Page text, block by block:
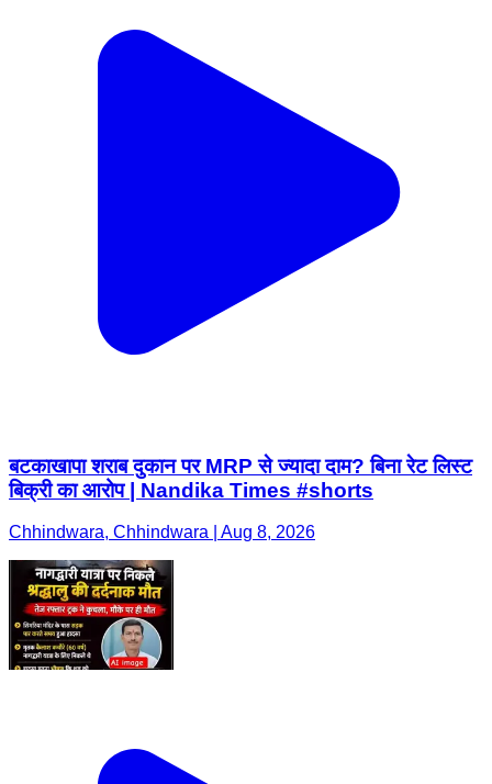
बटकाखापा शराब दुकान पर MRP से ज्यादा दाम? बिना रेट लिस्ट
बिक्री का आरोप | Nandika Times #shorts
Chhindwara, Chhindwara | Aug 8, 2026